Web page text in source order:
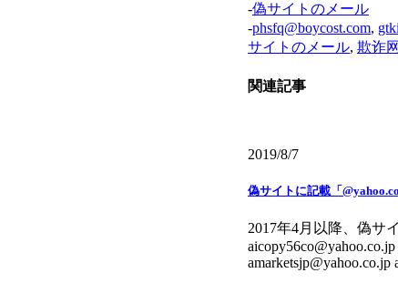
-偽サイトのメール
-phsfq@boycost.com,
サイトのメール, 欺诈
関連記事
2019/8/7
偽サイトに記載「
2017年4月以降、偽サ
amarketsjp@yahoo.co.jp